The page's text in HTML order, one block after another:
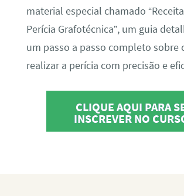
material especial chamado
Perícia Grafotécnica”, um guia
um passo a passo completo sobre
realizar a perícia com precisão e
CLIQUE AQUI PARA
INSCREVER NO